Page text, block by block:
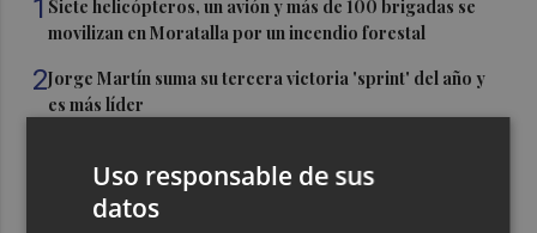
1 Siete helicópteros, un avión y más de 100 brigadas se
movilizan en Moratalla por un incendio forestal
2Jorge Martín suma su tercera victoria 'sprint' del año y
es más líder
Elche y Manises, los controles aleatorios a viajeros de
Uso responsable de sus
datos